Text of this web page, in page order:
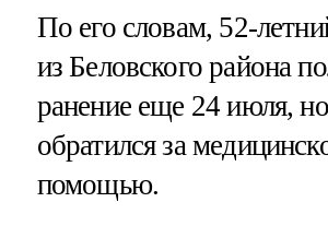
По его словам, 52-
из Беловского района
ранение еще 24 июля,
обратился за
помощью.